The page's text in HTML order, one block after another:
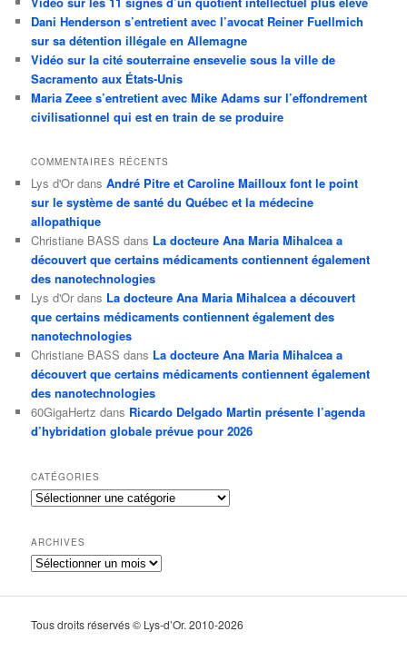
Dani Henderson s’entretient avec l’avocat Reiner Fuellmich
sur sa détention illégale en Allemagne
Vidéo sur la cité souterraine ensevelie sous la ville de
Sacramento aux États-Unis
Maria Zeee s’entretient avec Mike Adams sur l’effondrement
civilisationnel qui est en train de se produire
COMMENTAIRES RÉCENTS
Lys d'Or dansAndré Pitre et Caroline Mailloux font le point
sur le système de santé du Québec et la médecine
allopathique
Christiane BASS dans La docteure Ana Maria Mihalcea a
découvert que certains médicaments contiennent également
des nanotechnologies
Lys d'Or dans La docteure Ana Maria Mihalcea a découvert
que certains médicaments contiennent également des
nanotechnologies
Christiane BASS dans La docteure Ana Maria Mihalcea a
découvert que certains médicaments contiennent également
des nanotechnologies
60GigaHertz dans Ricardo Delgado Martin présente l’agenda
d’hybridation globale prévue pour 2026
CATÉGORIES
Catégories
ARCHIVES
Archives
Tous droits réservés © Lys-d’Or. 2010-2026